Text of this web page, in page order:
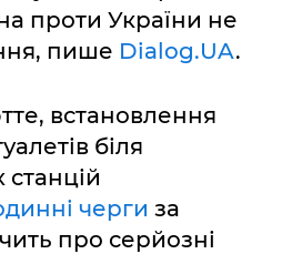
проти України не
пише Dialog.UA.
встановлення
біля
черги за
про серйозні